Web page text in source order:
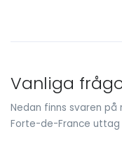
Vanliga
Nedan finns svaren
Forte-de-France